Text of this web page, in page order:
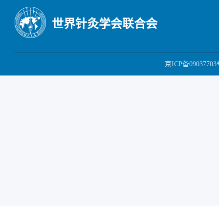
世界针灸学会联合会
京ICP备09037703